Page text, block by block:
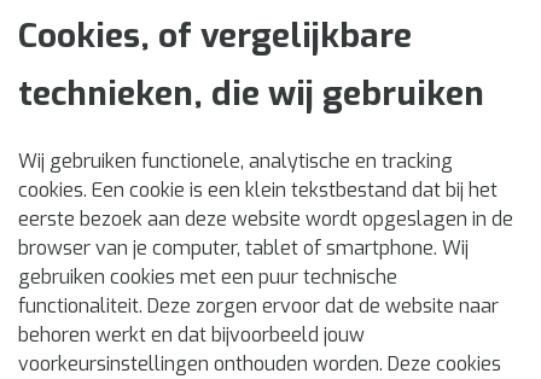
Cookies, of vergelijkbare
technieken, die wij gebruiken
Wij gebruiken functionele, analytische en tracking
cookies. Een cookie is een klein tekstbestand dat bij het
eerste bezoek aan deze website wordt opgeslagen in de
browser van je computer, tablet of smartphone. Wij
gebruiken cookies met een puur technische
functionaliteit. Deze zorgen ervoor dat de website naar
behoren werkt en dat bijvoorbeeld jouw
voorkeursinstellingen onthouden worden. Deze cookies